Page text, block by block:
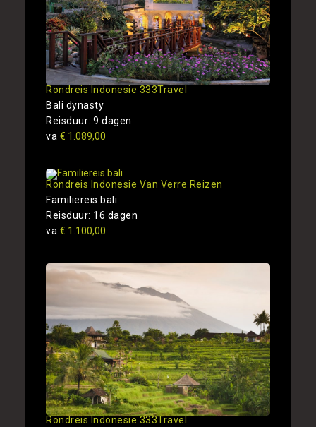
Rondreis Indonesie 333Travel
Bali dynasty
Reisduur: 9 dagen
va € 1.089,00
Rondreis Indonesie Van Verre Reizen
Familiereis bali
Reisduur: 16 dagen
va € 1.100,00
Rondreis Indonesie 333Travel